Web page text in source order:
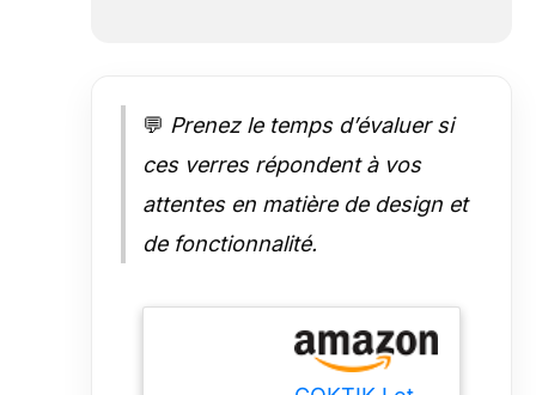
longues
périodes. Les
tasses à bière
ont différents lots
comprenant 2, 4,
6 paquets pour
à bière mesure
13,5 cm de haut
💬 Prenez le temps d’évaluer si
ces verres répondent à vos
attentes en matière de design et
de fonctionnalité.